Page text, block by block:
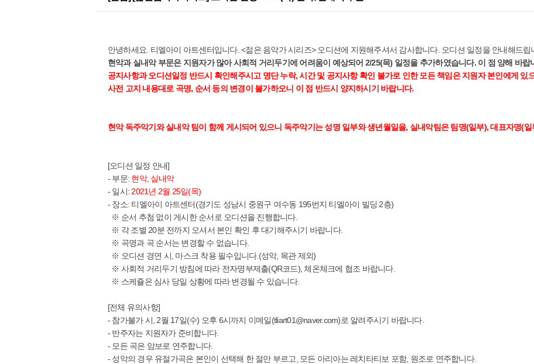
안녕하세요. 티엘아이 아트센터입니다. <젊은 음악가 시리즈> 오디션에 지원해주셔서 감사합니다. 오디션 일정을 안내해드립
현악과 실내악 부문은 지원자가 많아 사회적 거리두기에 어려움이 예상되어 2/25(목) 일정을 추가하였습니다. 이 점 양해 바랍
공지사항과 오디션일정 반드시 확인해주시고 명단 누락, 시간 및 공지사항 확인 불가로 인한 모든 책임은 지원자 본인에게 있
사전 고지 내용대로 곡명, 순서 등의 변경이 불가하오니 이 점 반드시 양지하시기 바랍니다.
현악 독주악기와 실내악 팀이 함께 게시되어 있으니 독주악기는 성명 일부와 생년월일을, 실내악팀은 팀명(일부), 대표자명(
[오디션 일정 안내]
- 부문: 현악, 실내악
- 일시: 2021년 2월 25일(목)
- 장소: 티엘아이 아트센터(경기도 성남시 중원구 여수동 195번지 티엘아이 빌딩 2층)
※ 순서 추첨 없이 게시한 순서로 오디션을 진행합니다.
※ 각 조별 20분 전까지 오셔서 본인 확인 후 대기해주시기 바랍니다.
※ 곡명과 곡 순서는 변경할 수 없습니다.
※ 오디션 경연 시, 마스크 착용 필수입니다.(성악, 목관 제외)
※ 사회적 거리두기 방침에 따라 전자명부제출(QR코드), 체온체크에 협조 바랍니다.
※ 스케쥴은 심사 당일 상황에 따라 변경될 수 있습니다.
[전체 유의사항]
- 참가불가 시, 2월 17일(수) 오후 6시까지 이메일(tliart01@naver.com)로 알려주시기 바랍니다.
- 반주자는 지원자가 준비합니다.
- 모든 곡은 암보로 연주합니다.
- 성악의 경우 유절가곡은 본인이 선택해 한 절만 부르고, 모든 아리아는 레치타티보 포함, 원조로 연주합니다.